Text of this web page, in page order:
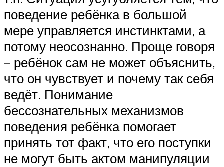
поведение ребёнка в большой
мере управляется инстинктами, а
потому неосознанно. Проще говоря
– ребёнок сам не может объяснить,
что он чувствует и почему так себя
ведёт. Понимание
бессознательных механизмов
поведения ребёнка помогает
принять тот факт, что его поступки
не могут быть актом манипуляции